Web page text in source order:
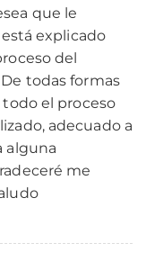
que le
explicado
del
todas formas
todo el proceso
adecuado a
alguna
me